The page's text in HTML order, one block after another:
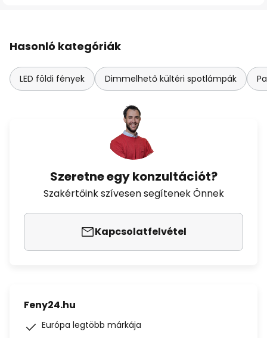
Hasonló kategóriák
LED földi fények Dimmelhető kültéri spotlámpák
Szeretne egy konzultációt?
Szakértőink szívesen segítenek Önnek
Kapcsolatfelvétel
Feny24.hu
Európa legtöbb márkája